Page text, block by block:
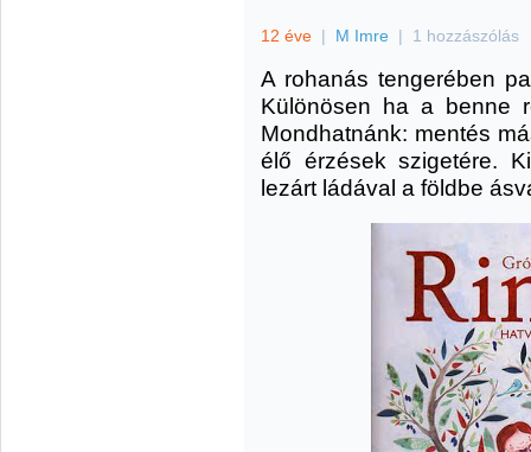
12 éve | M Imre | 1 hozzászólás
A rohanás tengerében
Különösen ha a benne
Mondhatnánk: mentés
élő érzések szigetére.
lezárt ládával a földbe